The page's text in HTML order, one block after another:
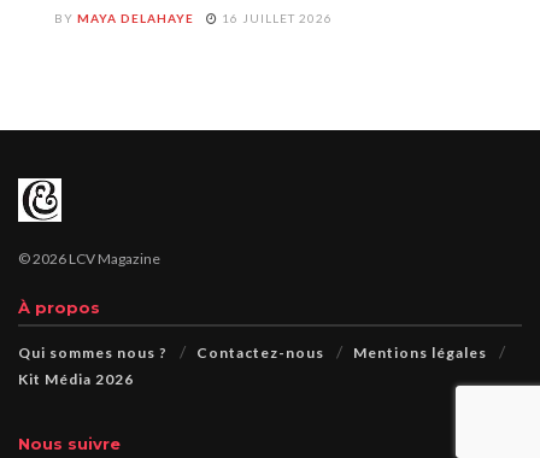
BY MAYA DELAHAYE 16 JUILLET 2026
© 2026 LCV Magazine
À propos
Qui sommes nous ? Contactez-nous
Mentions légales
Kit Média 2026
Nous suivre